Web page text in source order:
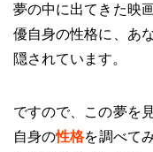
夢の中に出てきた映
優自身の性格に、あ
隠されています。
ですので、この夢を
自身の性格を調べて